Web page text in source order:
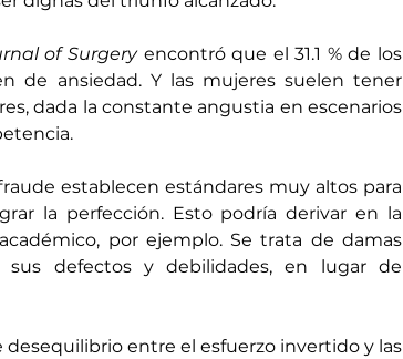
of Surgery encontró que el 31.1 % de los
de ansiedad. Y las mujeres suelen tener
dada la constante angustia en escenarios
establecen estándares muy altos para
la perfección. Esto podría derivar en la
por ejemplo. Se trata de damas
sus defectos y debilidades, en lugar de
desequilibrio entre el esfuerzo invertido y las